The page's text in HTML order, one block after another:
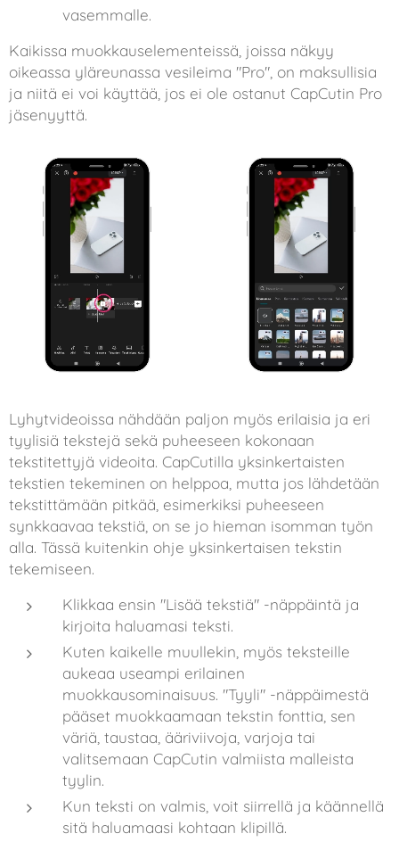
vasemmalle.
Kaikissa muokkauselementeissä, joissa näkyy
oikeassa yläreunassa vesileima "Pro", on maksullisia
ja niitä ei voi käyttää, jos ei ole ostanut CapCutin Pro
jäsenyyttä.
Lyhytvideoissa nähdään paljon myös erilaisia ja eri
tyylisiä tekstejä sekä puheeseen kokonaan
tekstitettyjä videoita. CapCutilla yksinkertaisten
tekstien tekeminen on helppoa, mutta jos lähdetään
tekstittämään pitkää, esimerkiksi puheeseen
synkkaavaa tekstiä, on se jo hieman isomman työn
alla. Tässä kuitenkin ohje yksinkertaisen tekstin
tekemiseen.
Klikkaa ensin "Lisää tekstiä" -näppäintä ja
kirjoita haluamasi teksti.
Kuten kaikelle muullekin, myös teksteille
aukeaa useampi erilainen
muokkausominaisuus. "Tyyli" -näppäimestä
pääset muokkaamaan tekstin fonttia, sen
väriä, taustaa, ääriviivoja, varjoja tai
valitsemaan CapCutin valmiista malleista
tyylin.
Kun teksti on valmis, voit siirrellä ja käännellä
sitä haluamaasi kohtaan klipillä.